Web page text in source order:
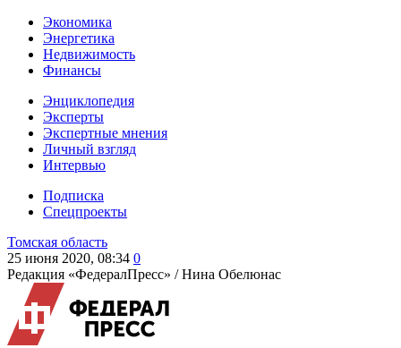
Экономика
Энергетика
Недвижимость
Финансы
Энциклопедия
Эксперты
Экспертные мнения
Личный взгляд
Интервью
Подписка
Спецпроекты
Томская область
25 июня 2020, 08:34 0
Редакция «ФедералПресс» /Нина Обелюнас